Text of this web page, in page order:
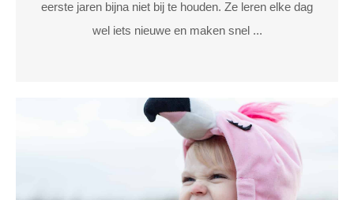
eerste jaren bijna niet bij te houden. Ze leren elke dag
wel iets nieuwe en maken snel ...